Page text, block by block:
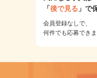
「後で見る 」で
会員登録なしで、
何件でも応募できま